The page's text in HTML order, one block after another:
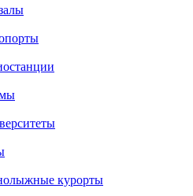
курорты